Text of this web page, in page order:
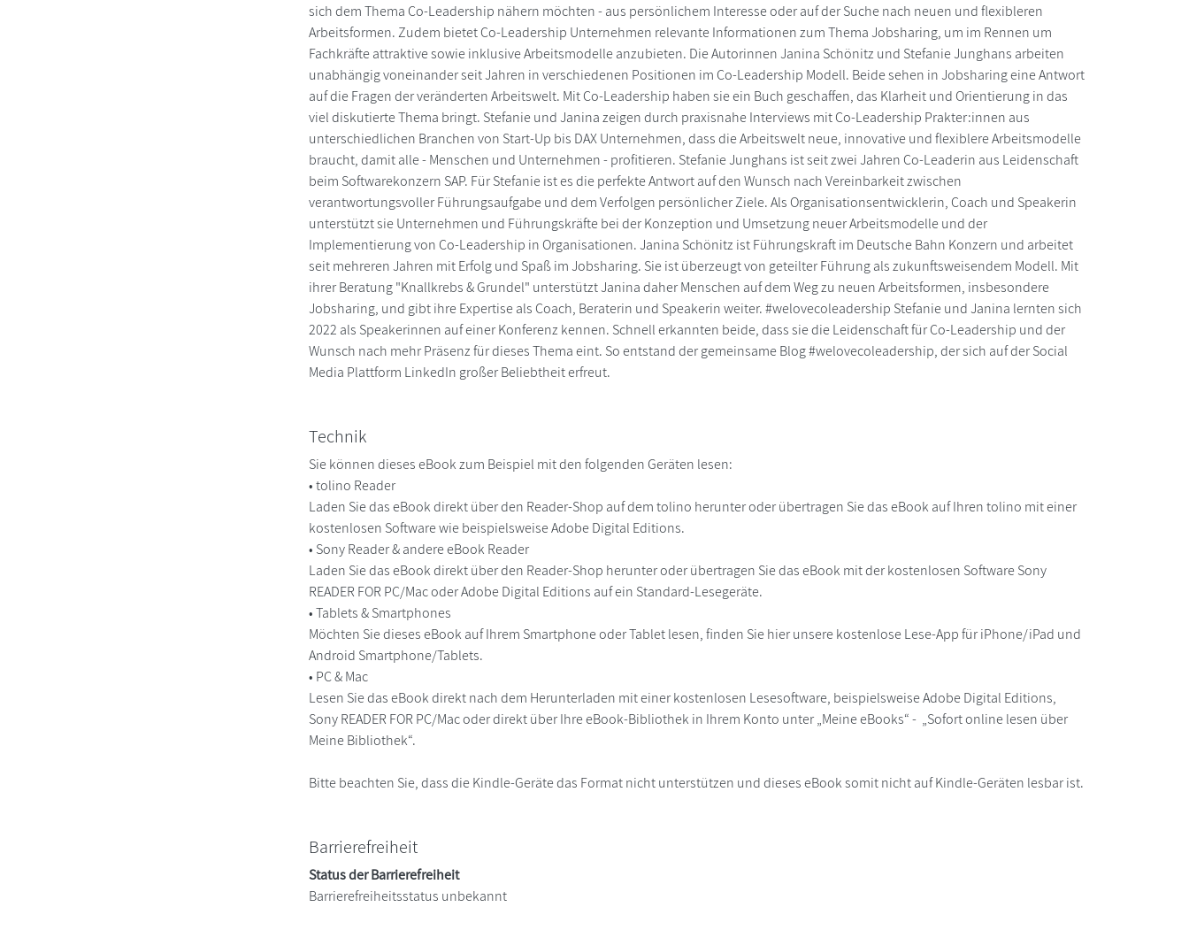
sich dem Thema Co-Leadership nähern möchten - aus persönlichem Interesse oder auf der Suche nach neuen und flexibleren
Arbeitsformen. Zudem bietet Co-Leadership Unternehmen relevante Informationen zum Thema Jobsharing, um im Rennen um
Fachkräfte attraktive sowie inklusive Arbeitsmodelle anzubieten. Die Autorinnen Janina Schönitz und Stefanie Junghans arbeiten
unabhängig voneinander seit Jahren in verschiedenen Positionen im Co-Leadership Modell. Beide sehen in Jobsharing eine Antwort
auf die Fragen der veränderten Arbeitswelt. Mit Co-Leadership haben sie ein Buch geschaffen, das Klarheit und Orientierung in das
viel diskutierte Thema bringt. Stefanie und Janina zeigen durch praxisnahe Interviews mit Co-Leadership Prakter:innen aus
unterschiedlichen Branchen von Start-Up bis DAX Unternehmen, dass die Arbeitswelt neue, innovative und flexiblere Arbeitsmodelle
braucht, damit alle - Menschen und Unternehmen - profitieren. Stefanie Junghans ist seit zwei Jahren Co-Leaderin aus Leidenschaft
beim Softwarekonzern SAP. Für Stefanie ist es die perfekte Antwort auf den Wunsch nach Vereinbarkeit zwischen
verantwortungsvoller Führungsaufgabe und dem Verfolgen persönlicher Ziele. Als Organisationsentwicklerin, Coach und Speakerin
unterstützt sie Unternehmen und Führungskräfte bei der Konzeption und Umsetzung neuer Arbeitsmodelle und der
Implementierung von Co-Leadership in Organisationen. Janina Schönitz ist Führungskraft im Deutsche Bahn Konzern und arbeitet
seit mehreren Jahren mit Erfolg und Spaß im Jobsharing. Sie ist überzeugt von geteilter Führung als zukunftsweisendem Modell. Mit
ihrer Beratung "Knallkrebs & Grundel" unterstützt Janina daher Menschen auf dem Weg zu neuen Arbeitsformen, insbesondere
Jobsharing, und gibt ihre Expertise als Coach, Beraterin und Speakerin weiter. #welovecoleadership Stefanie und Janina lernten sich
2022 als Speakerinnen auf einer Konferenz kennen. Schnell erkannten beide, dass sie die Leidenschaft für Co-Leadership und der
Wunsch nach mehr Präsenz für dieses Thema eint. So entstand der gemeinsame Blog #welovecoleadership, der sich auf der Social
Media Plattform LinkedIn großer Beliebtheit erfreut.
Technik
Sie können dieses eBook zum Beispiel mit den folgenden Geräten lesen:
• tolino Reader
Laden Sie das eBook direkt über den Reader-Shop auf dem tolino herunter oder übertragen Sie das eBook auf Ihren tolino mit einer
kostenlosen Software wie beispielsweise Adobe Digital Editions.
• Sony Reader & andere eBook Reader
Laden Sie das eBook direkt über den Reader-Shop herunter oder übertragen Sie das eBook mit der kostenlosen Software Sony
READER FOR PC/Mac oder Adobe Digital Editions auf ein Standard-Lesegeräte.
• Tablets & Smartphones
Möchten Sie dieses eBook auf Ihrem Smartphone oder Tablet lesen, finden Sie hier unsere kostenlose Lese-App für iPhone/iPad und
Android Smartphone/Tablets.
• PC & Mac
Lesen Sie das eBook direkt nach dem Herunterladen mit einer kostenlosen Lesesoftware, beispielsweise Adobe Digital Editions,
Sony READER FOR PC/Mac oder direkt über Ihre eBook-Bibliothek in Ihrem Konto unter „Meine eBooks“ - „Sofort online lesen über
Meine Bibliothek“.
Bitte beachten Sie, dass die Kindle-Geräte das Format nicht unterstützen und dieses eBook somit nicht auf Kindle-Geräten lesbar ist.
Barrierefreiheit
Status der Barrierefreiheit
Barrierefreiheitsstatus unbekannt